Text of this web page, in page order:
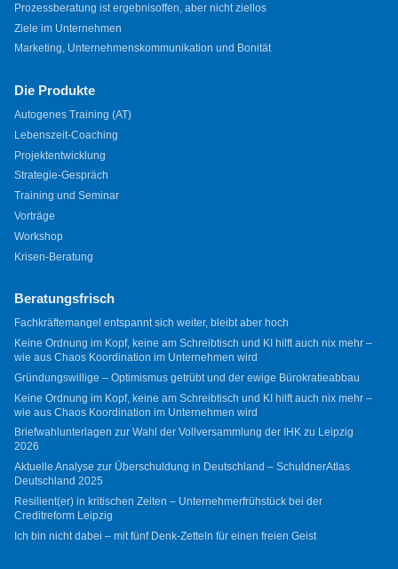
Prozessberatung ist ergebnisoffen, aber nicht ziellos
Ziele im Unternehmen
Marketing, Unternehmenskommunikation und Bonität
Die Produkte
Autogenes Training (AT)
Lebenszeit-Coaching
Projektentwicklung
Strategie-Gespräch
Training und Seminar
Vorträge
Workshop
Krisen-Beratung
Beratungsfrisch
Fachkräftemangel entspannt sich weiter, bleibt aber hoch
Keine Ordnung im Kopf, keine am Schreibtisch und KI hilft auch nix mehr –
wie aus Chaos Koordination im Unternehmen wird
Gründungswillige – Optimismus getrübt und der ewige Bürokratieabbau
Keine Ordnung im Kopf, keine am Schreibtisch und KI hilft auch nix mehr –
wie aus Chaos Koordination im Unternehmen wird
Briefwahlunterlagen zur Wahl der Vollversammlung der IHK zu Leipzig
2026
Aktuelle Analyse zur Überschuldung in Deutschland – SchuldnerAtlas
Deutschland 2025
Resilient(er) in kritischen Zeiten – Unternehmerfrühstück bei der
Creditreform Leipzig
Ich bin nicht dabei – mit fünf Denk-Zetteln für einen freien Geist